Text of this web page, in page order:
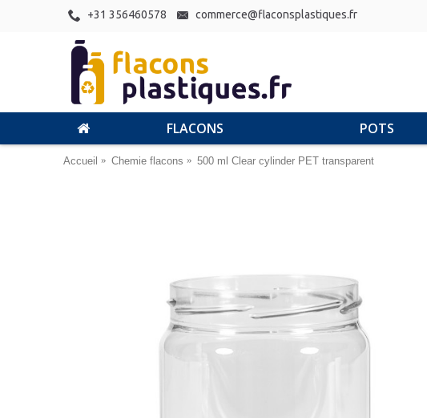
+31 356460578 commerce@flaconsplastiques.fr
FLACONS POTS
Accueil Chemie flacons 500 ml Clear cylinder PET transparent